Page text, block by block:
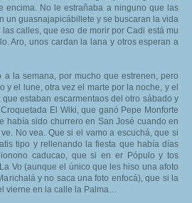
encima. No le estrañaba a ninguno que las
un guasnajapicábillete y se buscaran la vida
calles, que eso de morir por Cadi está mu
Aro, unos cardan la lana y otros esperan a
la semana, por mucho que estrenen, pero
el lune, otra vez el marte por la noche, y el
estaban escarmentaos del otro sábado y
El Wiki, que ganó Pepe Monforte
había sido churrero en San José cuando en
No vea. Que si el vamo a escuchá, que si
tipo y rellenando la fiesta que había días
caducao, que si en er Pópulo y tos
Vo (aunque el único que les hiso una afoto
y no saca una foto enfocá), que si la
vierne en la calle la Palma…